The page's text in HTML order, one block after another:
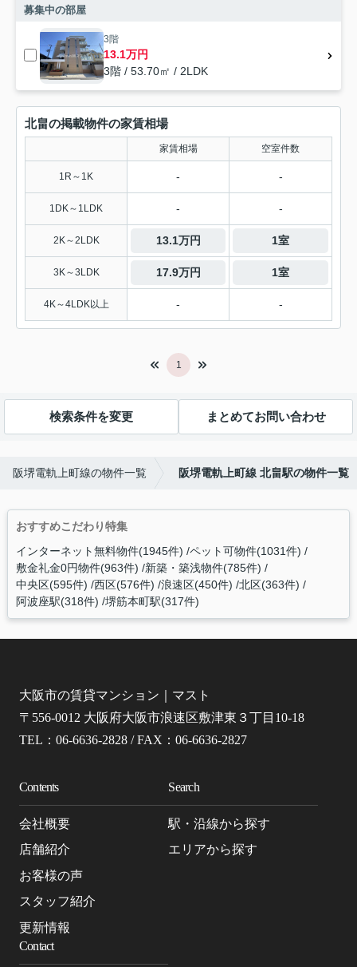
募集中の部屋
3階
13.1万円
3階 / 53.70㎡ / 2LDK
北畠の掲載物件の家賃相場
家賃相場 空室件数
1R～1K - -
1DK～1LDK - -
2K～2LDK 13.1万円 1室
3K～3LDK 17.9万円 1室
4K～4LDK以上 - -
1
検索条件を変更 まとめてお問い合わせ
阪堺電軌上町線の物件一覧 阪堺電軌上町線 北畠駅の物件一覧
おすすめこだわり特集
インターネット無料物件(1945件) ペット可物件(1031件)
敷金礼金0円物件(963件) 新築・築浅物件(785件)
中央区(595件) 西区(576件) 浪速区(450件) 北区(363件)
阿波座駅(318件) 堺筋本町駅(317件)
大阪市の賃貸マンション｜マスト
〒556-0012 大阪府大阪市浪速区敷津東３丁目10-18
TEL：06-6636-2828 / FAX：06-6636-2827
Contents
会社概要
店舗紹介
お客様の声
スタッフ紹介
更新情報
Search
駅・沿線から探す
エリアから探す
Contact